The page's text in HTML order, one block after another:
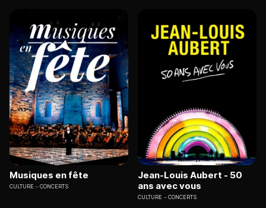
Musiques en fête
CULTURE CONCERTS
Jean-Louis Aubert - 50
ans avec vous
CULTURE CONCERTS